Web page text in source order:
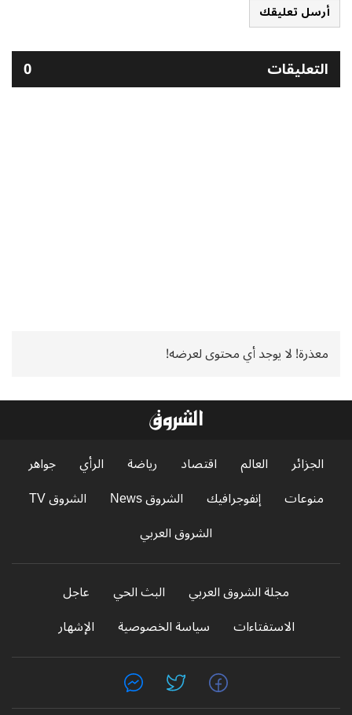
أرسل تعليقك
التعليقات 0
معذرة! لا يوجد أي محتوى لعرضه!
الجزائر العالم اقتصاد رياضة الرأي
جواهر
منوعات
إنفوجرافيك الشروق News
الشروق TV
الشروق العربي
مجلة الشروق العربي البث الحي
عاجل
الاستفتاءات
سياسة الخصوصية الإشهار